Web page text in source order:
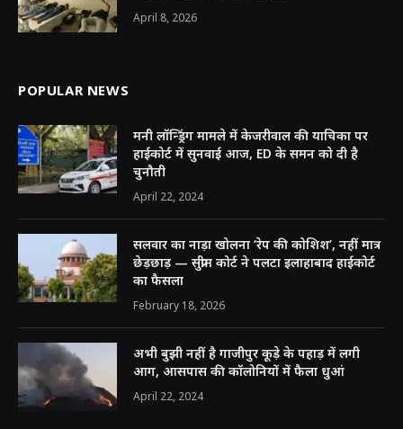
April 8, 2026
POPULAR NEWS
मनी लॉन्ड्रिंग मामले में केजरीवाल की याचिका पर
हाईकोर्ट में सुनवाई आज, ED के समन को दी है
चुनौती
April 22, 2024
सलवार का नाड़ा खोलना ‘रेप की कोशिश’, नहीं मात्र
छेड़छाड़ — सुप्रीम कोर्ट ने पलटा इलाहाबाद हाईकोर्ट
का फैसला
February 18, 2026
अभी बुझी नहीं है गाजीपुर कूड़े के पहाड़ में लगी
आग, आसपास की कॉलोनियों में फैला धुआं
April 22, 2024